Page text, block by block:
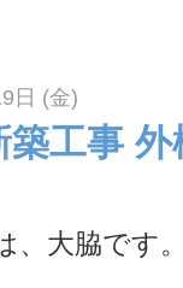
日 (金)
築工事 外
、大脇です。